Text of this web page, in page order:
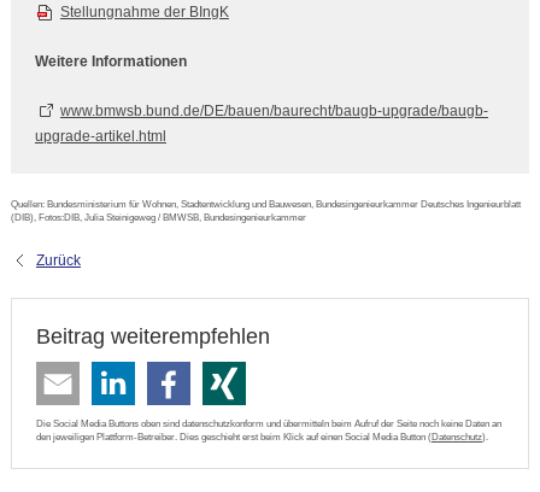
Stellungnahme der BIngK
Weitere Informationen
www.bmwsb.bund.de/DE/bauen/baurecht/baugb-upgrade/baugb-
upgrade-artikel.html
Quellen: Bundesministerium für Wohnen, Stadtentwicklung und Bauwesen, Bundesingenieurkammer Deutsches Ingenieurblatt
(DIB), Fotos:DIB, Julia Steinigeweg / BMWSB, Bundesingenieurkammer
Zurück
Beitrag weiterempfehlen
Die Social Media Buttons oben sind datenschutzkonform und übermitteln beim Aufruf der Seite noch keine Daten an
den jeweiligen Plattform-Betreiber. Dies geschieht erst beim Klick auf einen Social Media Button (Datenschutz).